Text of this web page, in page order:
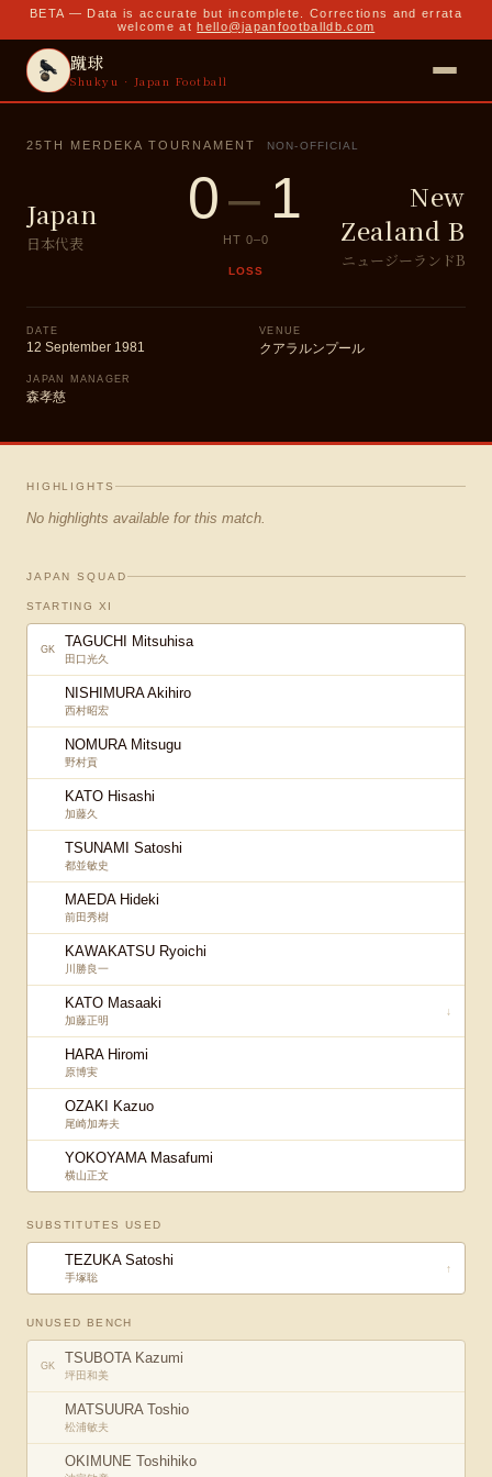
BETA — Data is accurate but incomplete. Corrections and errata
welcome at hello@japanfootballdb.com
蹴球
Shukyu · Japan Football
25TH MERDEKA TOURNAMENT NON-OFFICIAL
Japan
日本代表
0– 1
HT 0–0
LOSS
New
Zealand B
ニュージーランドB
DATE
12 September 1981
VENUE
クアラルンプール
JAPAN MANAGER
森孝慈
HIGHLIGHTS
No highlights available for this match.
JAPAN SQUAD
STARTING XI
GK TAGUCHI Mitsuhisa
田口光久
NISHIMURA Akihiro
西村昭宏
NOMURA Mitsugu
野村貢
KATO Hisashi
加藤久
TSUNAMI Satoshi
都並敏史
MAEDA Hideki
前田秀樹
KAWAKATSU Ryoichi
川勝良一
KATO Masaaki
加藤正明
↓
HARA Hiromi
原博実
OZAKI Kazuo
尾崎加寿夫
YOKOYAMA Masafumi
横山正文
SUBSTITUTES USED
TEZUKA Satoshi
手塚聡
↑
UNUSED BENCH
GK TSUBOTA Kazumi
坪田和美
MATSUURA Toshio
松浦敏夫
OKIMUNE Toshihiko